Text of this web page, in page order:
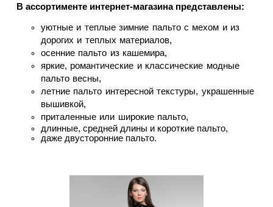
В ассортименте интернет-магазина представлены:
уютные и теплые зимние пальто с мехом и из
дорогих и теплых материалов,
осенние пальто из кашемира,
яркие, романтические и классические модные
пальто весны,
летние пальто интересной текстуры, украшенные
вышивкой,
приталенные или широкие пальто,
длинные, средней длины и короткие пальто,
даже двусторонние пальто.